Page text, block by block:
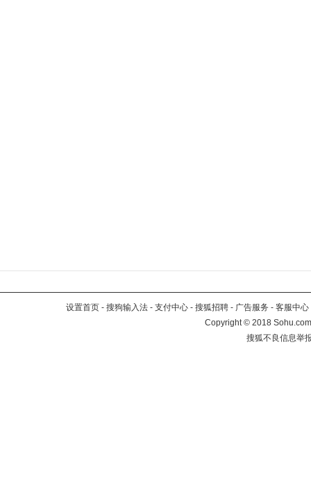
设置首页 - 搜狗输入法 - 支付中心 - 搜狐招聘 - 广告服务 - 客服中心
Copyright©2018
搜狐不良信息举